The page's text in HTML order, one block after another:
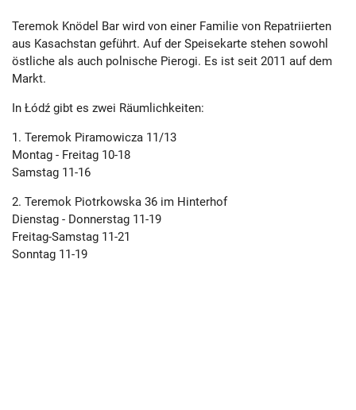
Teremok Knödel Bar wird von einer Familie von Repatriierten
aus Kasachstan geführt. Auf der Speisekarte stehen sowohl
östliche als auch polnische Pierogi. Es ist seit 2011 auf dem
Markt.
In Łódź gibt es zwei Räumlichkeiten:
1. Teremok Piramowicza 11/13
Montag - Freitag 10-18
Samstag 11-16
2. Teremok Piotrkowska 36 im Hinterhof
Dienstag - Donnerstag 11-19
Freitag-Samstag 11-21
Sonntag 11-19